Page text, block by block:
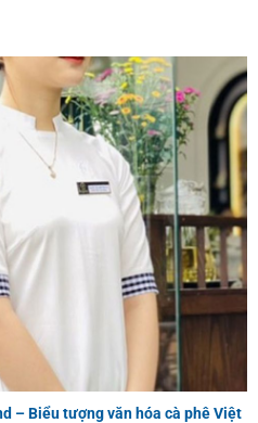
– Biểu tượng văn hóa cà phê Việt